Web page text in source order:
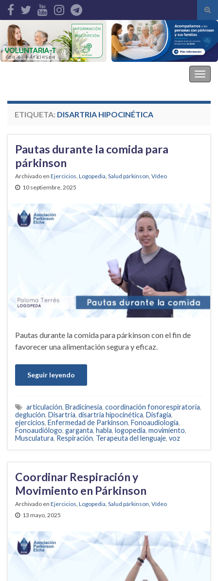
de
Search for:
ETIQUETA: DISARTRIA HIPOCINÉTICA
Pautas durante la comida para
párkinson
Archivado en Ejercicios, Logopedia, Salud párkinson, Vídeo
10 septiembre, 2025
Pautas durante la comida para párkinson con el fin de
favorecer una alimentación segura y eficaz.
Seguir leyendo
articulación, Bradicinesia, coordinación fonorespiratoria,
deglución, Disartria, disartria hipocinética, Disfagia,
ejercicios, Enfermedad de Parkinson, Fonoaudiología,
Fonoaudiólogo, garganta, habla, logopedia, movimiento,
Musculatura, Respiración, Terapeuta del lenguaje, voz
Coordinar Respiración y
Movimiento en Párkinson
Archivado en Ejercicios, Logopedia, Salud párkinson, Vídeo
13 mayo, 2025